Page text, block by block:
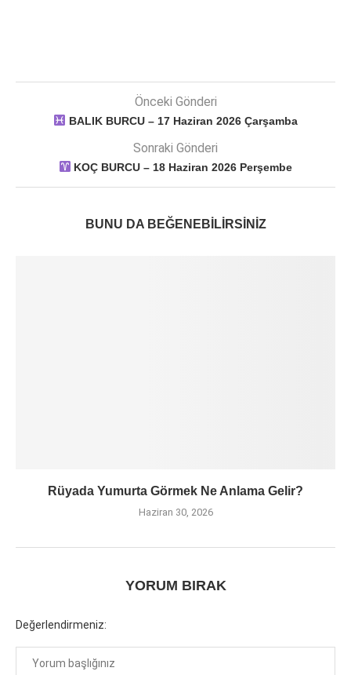
Önceki Gönderi
BALIK BURCU – 17 Haziran 2026 Çarşamba
Sonraki Gönderi
KOÇ BURCU – 18 Haziran 2026 Perşembe
BUNU DA BEĞENEBILIRSINIZ
Rüyada Yumurta Görmek Ne Anlama Gelir?
Haziran 30, 2026
YORUM BIRAK
Değerlendirmeniz: